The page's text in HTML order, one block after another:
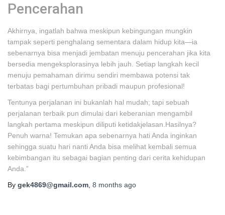
Pencerahan
Akhirnya, ingatlah bahwa meskipun kebingungan mungkin
tampak seperti penghalang sementara dalam hidup kita—ia
sebenarnya bisa menjadi jembatan menuju pencerahan jika kita
bersedia mengeksplorasinya lebih jauh. Setiap langkah kecil
menuju pemahaman dirimu sendiri membawa potensi tak
terbatas bagi pertumbuhan pribadi maupun profesional!
Tentunya perjalanan ini bukanlah hal mudah; tapi sebuah
perjalanan terbaik pun dimulai dari keberanian mengambil
langkah pertama meskipun diliputi ketidakjelasan.Hasilnya?
Penuh warna! Temukan apa sebenarnya hati Anda inginkan
sehingga suatu hari nanti Anda bisa melihat kembali semua
kebimbangan itu sebagai bagian penting dari cerita kehidupan
Anda.”
By gek4869@gmail.com 8 months ago